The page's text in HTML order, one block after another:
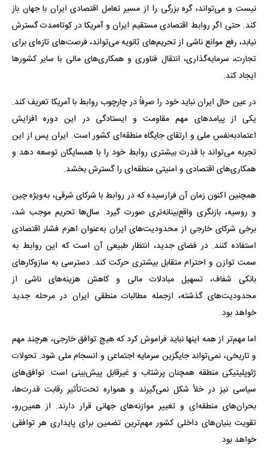
نیست و می‌تواند، گره بزرگی را از مسیر تعامل اقتصادی ایران با جهان باز
کند. حتی اگر روابط اقتصادی مستقیم ایران و آمریکا در کوتاه‌مدت گسترش
نیابد، رفع موانع ناشی از تحریم‌های ثانویه می‌تواند، فرصت‌های تازه‌ای برای
تجارت، سرمایه‌گذاری، انتقال فناوری و همکاری‌های مالی با سایر کشورها
ایجاد کند.
در عین ‌حال ایران نباید خود را صرفاً در چارچوب روابط با آمریکا تعریف کند.
یکی از پیامدهای مهم مقاومت و ایستادگی در این دوره افزایش
اعتمادبه‌نفس ملی و ارتقای جایگاه منطقه‌ای کشور است. ایران پس از این
تجربه می‌تواند با قدرت بیشتری روابط خود را با همسایگان توسعه دهد و
همکاری‌های اقتصادی و امنیتی منطقه‌ای را گسترش بخشد.
همچنین اکنون زمان آن فرارسیده که در روابط با شرکای شرقی، به‌ویژه چین
و روسیه، بازنگری واقع‌بینانه‌تری صورت گیرد. سال‌ها تحریم موجب شد،
برخی شرکای خارجی از محدودیت‌های ایران به‌عنوان اهرم فشار اقتصادی
استفاده کنند. در فضای جدید، انتظار طبیعی آن است که این روابط به
سمت توازن و احترام متقابل بیشتری حرکت کند. دسترسی به سازوکارهای
بانکی شفاف، تسهیل مبادلات مالی و کاهش هزینه‌های ناشی از
محدودیت‌های گذشته، ازجمله مطالبات منطقی ایران در مرحله جدید
خواهد بود.
اما مهم‌تر از همه اینها نباید فراموش کرد که هیچ توافق خارجی، هرچند مهم
و تاریخی، نمی‌تواند جایگزین سرمایه اجتماعی و انسجام ملی شود. تحولات
ژئوپلیتیکی منطقه همچنان پرشتاب و غیرقابل پیش‌بینی است. توافق‌های
سیاسی نیز در خلأ شکل نمی‌گیرند و همواره تحت‌تأثیر رقابت قدرت‌ها،
بحران‌های منطقه‌ای و تغییر موازنه‌های جهانی قرار دارند. از همین‌رو،
تقویت بنیان‌های داخلی کشور مهم‌ترین تضمین برای پایداری هر توافقی
خواهد بود.